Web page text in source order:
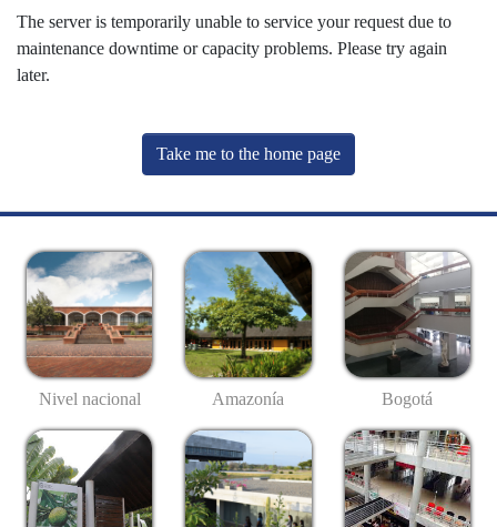
The server is temporarily unable to service your request due to
maintenance downtime or capacity problems. Please try again
later.
Take me to the home page
Nivel nacional Amazonía Bogotá